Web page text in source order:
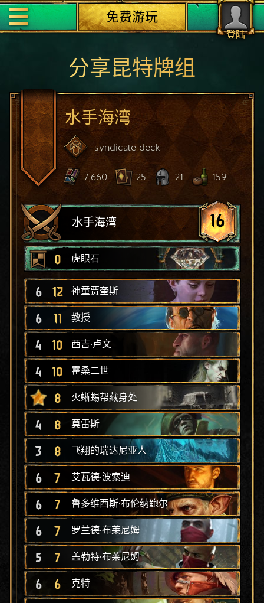
登陆
免费游玩
分享昆特牌组
水手海湾
syndicate deck
7,660 25 21 159
水手海湾 16
0 虎眼石
6 12 神童贾奎斯
6 11 教授
4 10 西吉·卢文
4 10 霍桑二世
8 火蜥蜴帮藏身处
4 8 莫雷斯
3 8 飞翔的瑞达尼亚人
6 7 艾瓦德·波索迪
6 7 鲁多维西斯·布伦纳鲍尔
6 7 罗兰德·布莱尼姆
5 7 盖勒特·布莱尼姆
6 6 克特